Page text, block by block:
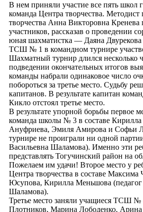
В нем приняли участие все пять школ
команда Центра творчества.
творчества Анна Викторовна Кренева
участников, рассказав о проведении
юная шахматистка — Даяна Двурекова
ТСШ № 1 в командном турнире
Шахматный турнир длился несколько
подведении окончательных итогов
команды набрали одинаковое число
побороться за третье место. Судьбу
капитанов. В результате капитан
Кикло отстоял третье место.
В результате упорной борьбы первое
команда школы № 3 в составе Кирилла
Ануфриева, Эмиля Амирова и Софьи
турнире не проиграли ни одной
Васильевна Шаламова). Именно эти
представлять Тогучинский район на
Пожелаем им удачи! Второе место у
Центра творчества в составе
Юсупова, Кирилла Меньшова
Шаламова).
Третье место заняли учащиеся ТСШ №
Плотников, Марина Лободенко,